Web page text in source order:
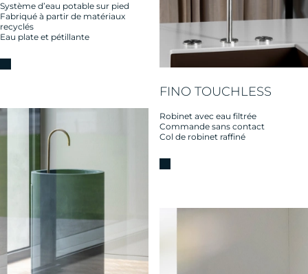
Système d’eau potable sur pied
Fabriqué à partir de matériaux
recyclés
Eau plate et pétillante
FINO TOUCHLESS
Robinet avec eau filtrée
Commande sans contact
Col de robinet raffiné